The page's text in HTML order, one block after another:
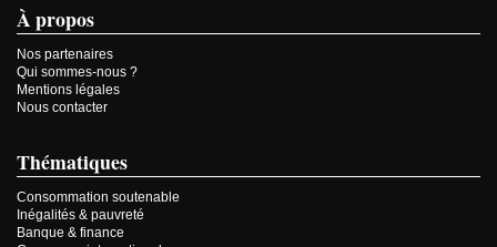
À propos
Nos partenaires
Qui sommes-nous ?
Mentions légales
Nous contacter
Thématiques
Consommation soutenable
Inégalités & pauvreté
Banque & finance